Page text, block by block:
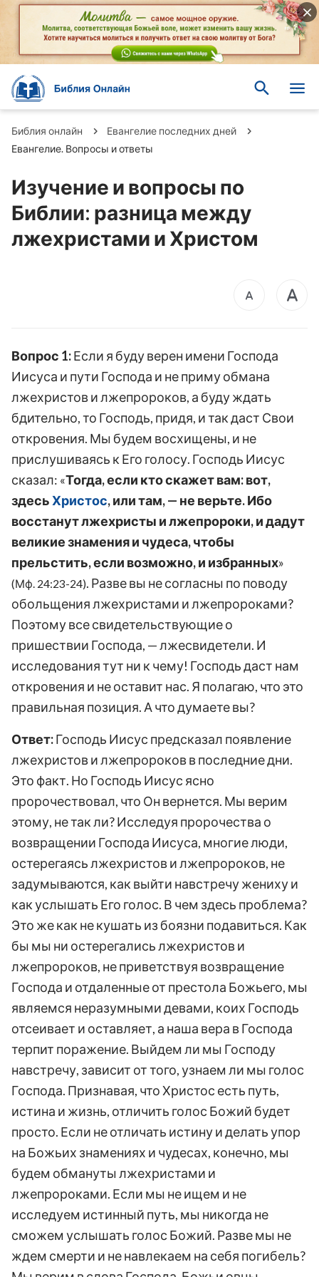
Библия онлайн
Евангелие последних дней
Евангелие. Вопросы и ответы
Изучение и вопросы по
Библии: разница между
лжехристами и Христом
Вопрос 1:Если я буду верен имени Господа
Иисуса и пути Господа и не приму обмана
лжехристов и лжепророков, а буду ждать
бдительно, то Господь, придя, и так даст Свои
откровения. Мы будем восхищены, и не
прислушиваясь к Его голосу. Господь Иисус
сказал: «Тогда, если кто скажет вам: вот,
здесьХристос, или там, — не верьте. Ибо
восстанут лжехристы и лжепророки, и дадут
великие знамения и чудеса, чтобы
прельстить, если возможно, и избранных»
(Мф. 24:23-24). Разве вы не согласны по поводу
обольщения лжехристами и лжепророками?
Поэтому все свидетельствующие о
пришествии Господа, — лжесвидетели. И
исследования тут ни к чему! Господь даст нам
откровения и не оставит нас. Я полагаю, что это
правильная позиция. А что думаете вы?
Ответ:Господь Иисус предсказал появление
лжехристов и лжепророков в последние дни.
Это факт. Но Господь Иисус ясно
пророчествовал, что Он вернется. Мы верим
этому, не так ли? Исследуя пророчества о
возвращении Господа Иисуса, многие люди,
остерегаясь лжехристов и лжепророков, не
задумываются, как выйти навстречу жениху и
как услышать Его голос. В чем здесь проблема?
Это же как не кушать из боязни подавиться. Как
бы мы ни остерегались лжехристов и
лжепророков, не приветствуя возвращение
Господа и отдаленные от престола Божьего, мы
являемся неразумными девами, коих Господь
отсеивает и оставляет, а наша вера в Господа
терпит поражение. Выйдем ли мы Господу
навстречу, зависит от того, узнаем ли мы голос
Господа. Признавая, что Христос есть путь,
истина и жизнь, отличить голос Божий будет
просто. Если не отличать истину и делать упор
на Божьих знамениях и чудесах, конечно, мы
будем обмануты лжехристами и
лжепророками. Если мы не ищем и не
исследуем истинный путь, мы никогда не
сможем услышать голос Божий. Разве мы не
ждем смерти и не навлекаем на себя погибель?